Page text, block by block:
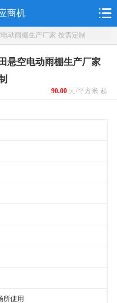
商机
动雨棚生产厂家 按需定制
悬空电动雨棚生产厂家
90.00元/平方米 起
所使用